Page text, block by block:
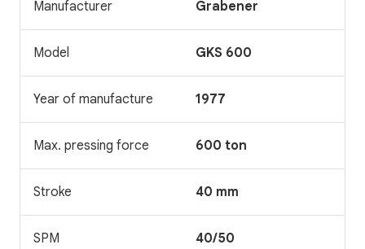
Manufacturer Grabener
Model GKS 600
Year of manufacture 1977
Max. pressing force 600 ton
Stroke 40 mm
SPM 40/50